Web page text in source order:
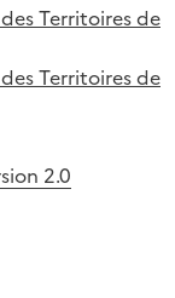
Territoires de
Territoires de
2.0